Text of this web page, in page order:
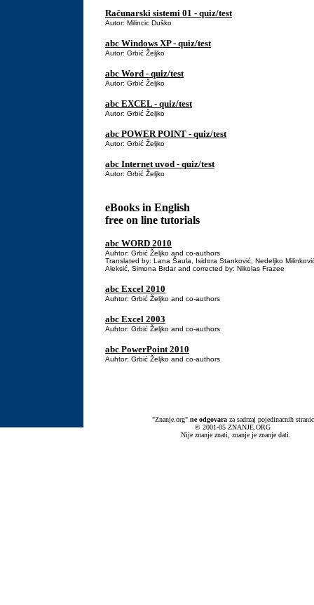
Računarski sistemi 01 - quiz/test
Autor: Milincic Duško
abc Windows XP - quiz/test
Autor: Grbić Željko
abc Word - quiz/test
Autor: Grbić Željko
abc EXCEL - quiz/test
Autor: Grbić Željko
abc POWER POINT - quiz/test
Autor: Grbić Željko
abc Internet uvod - quiz/test
Autor: Grbić Željko
eBooks in English
free on line tutorials
abc WORD 2010
Auhtor: Grbić Željko and co-authors
Translated by: Lana Šaula, Isidora Stanković, Nedeljko
Aleksić, Simona Brdar and corrected by: Nikolas Frazee
abc Excel 2010
Auhtor: Grbić Željko and co-authors
abc Excel 2003
Auhtor: Grbić Željko and co-authors
abc PowerPoint 2010
Auhtor: Grbić Željko and co-authors
"Znanje.org" ne odgovara za sadrzaj pojedinacnih
© 2001-05 ZNANJE.ORG
Nije znanje znati, znanje je znanje dati.